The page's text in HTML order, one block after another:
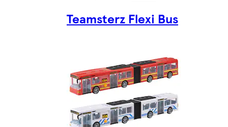
Teamsterz Flexi Bus